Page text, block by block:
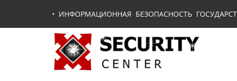
• ИНФОРМАЦИОННАЯ БЕЗОПАСНОСТЬ